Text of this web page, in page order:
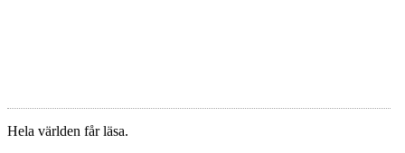
Hela världen får läsa.